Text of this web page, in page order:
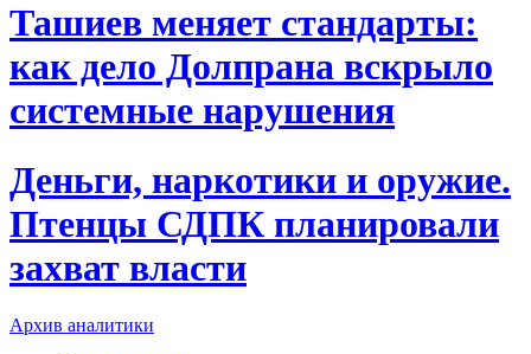
Ташиев меняет стандарты:
как дело Долпрана вскрыло
системные нарушения
Деньги, наркотики и оружие.
Птенцы СДПК планировали
захват власти
Архив аналитики